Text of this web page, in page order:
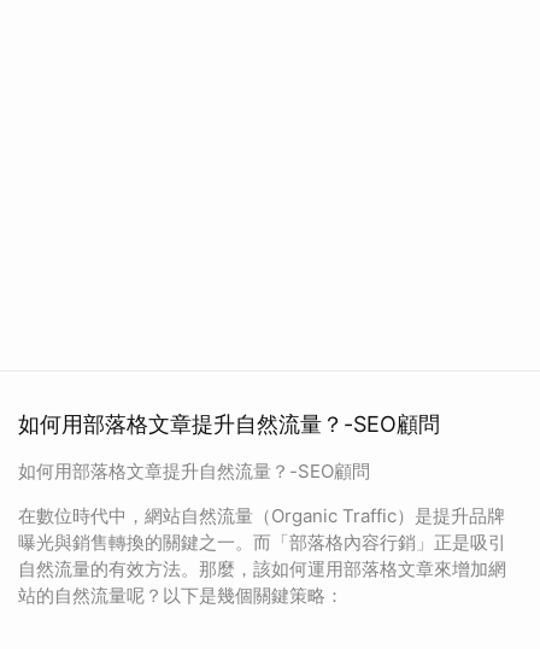
如何用部落格文章提升自然流量？-SEO顧問
如何用部落格文章提升自然流量？-SEO顧問
在數位時代中，網站自然流量（Organic Traffic）是提升品牌
曝光與銷售轉換的關鍵之一。而「部落格內容行銷」正是吸引
自然流量的有效方法。那麼，該如何運用部落格文章來增加網
站的自然流量呢？以下是幾個關鍵策略：